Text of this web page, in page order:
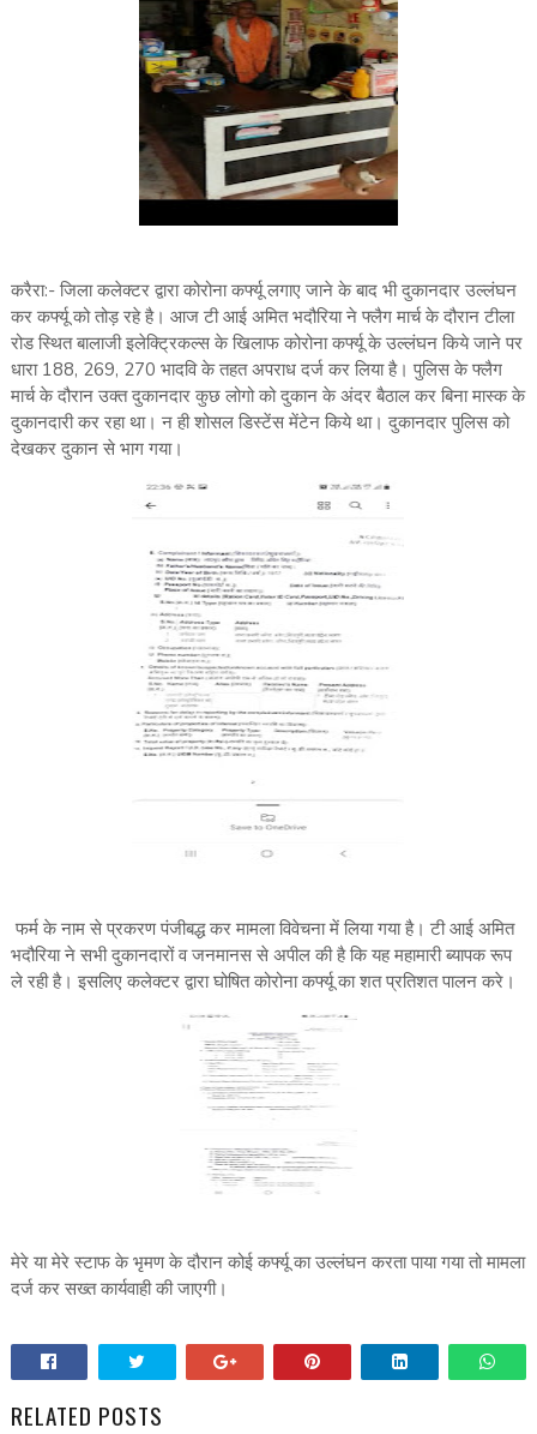
करैरा:- जिला कलेक्टर द्वारा कोरोना कर्फ्यू लगाए जाने के बाद भी दुकानदार उल्लंघन
कर कर्फ्यू को तोड़ रहे है। आज टी आई अमित भदौरिया ने फ्लैग मार्च के दौरान टीला
रोड स्थित बालाजी इलेक्ट्रिकल्स के खिलाफ कोरोना कर्फ्यू के उल्लंघन किये जाने पर
धारा 188, 269, 270 भादवि के तहत अपराध दर्ज कर लिया है। पुलिस के फ्लैग
मार्च के दौरान उक्त दुकानदार कुछ लोगो को दुकान के अंदर बैठाल कर बिना मास्क के
दुकानदारी कर रहा था। न ही शोसल डिस्टेंस मेंटेन किये था। दुकानदार पुलिस को
देखकर दुकान से भाग गया।
फर्म के नाम से प्रकरण पंजीबद्ध कर मामला विवेचना में लिया गया है। टी आई अमित
भदौरिया ने सभी दुकानदारों व जनमानस से अपील की है कि यह महामारी ब्यापक रूप
ले रही है। इसलिए कलेक्टर द्वारा घोषित कोरोना कर्फ्यू का शत प्रतिशत पालन करे।
मेरे या मेरे स्टाफ के भृमण के दौरान कोई कर्फ्यू का उल्लंघन करता पाया गया तो मामला
दर्ज कर सख्त कार्यवाही की जाएगी।
RELATED POSTS